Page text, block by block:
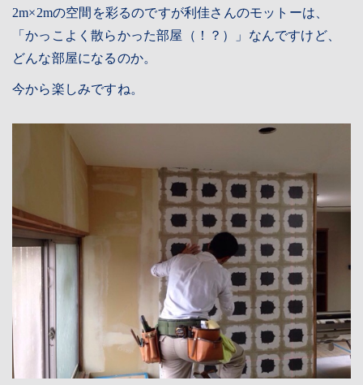
2m×2mの空間を彩るのですが利佳さんのモットーは、
「かっこよく散らかった部屋（！？）」なんですけど、
どんな部屋になるのか。
今から楽しみですね。